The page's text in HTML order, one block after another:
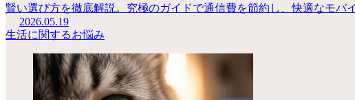
賢い選び方を徹底解説。究極のガイドで通信費を節約し、快適なモバ
2026.05.19
生活に関するお悩み